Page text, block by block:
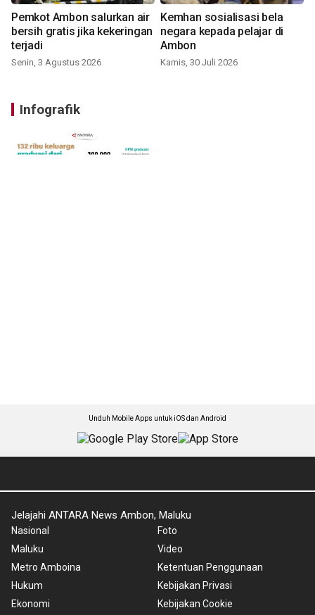
Pemkot Ambon salurkan air
bersih gratis jika kekeringan
terjadi
Senin, 3 Agustus 2026
Kemhan sosialisasi bela
negara kepada pelajar di
Ambon
Kamis, 30 Juli 2026
Infografik
Unduh Mobile Apps untuk iOS dan Android
Jelajahi ANTARA News Ambon, Maluku
Nasional
Maluku
Metro Amboina
Hukum
Ekonomi
Foto
Video
Ketentuan Penggunaan
Kebijakan Privasi
Kebijakan Cookie